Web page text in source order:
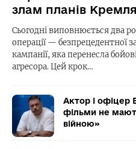
злам планів Кремля
Сьогодні виповнюється два
операції — безпрецедентної
кампанії, яка перенесла
агресора. Цей крок…
Актор і офіцер
фільми не
війною»